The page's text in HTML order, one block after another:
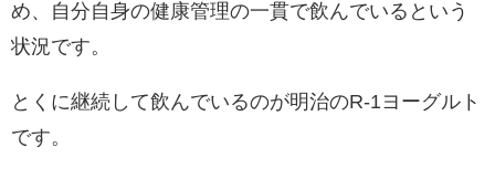
め、自分自身の健康管理の一貫で飲んでいるという
状況です。
とくに継続して飲んでいるのが明治のR-1ヨーグルト
です。